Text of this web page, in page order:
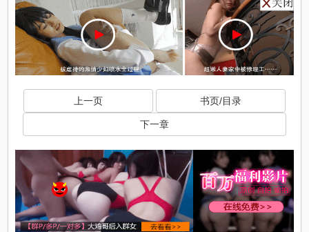
上一页 书页/目录
下一章